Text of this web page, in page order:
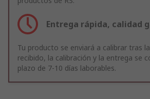
Entrega rápida, calidad
Tu producto se enviará a calibrar tras
recibido, la calibración y la entrega se
plazo de 7-10 días laborables.